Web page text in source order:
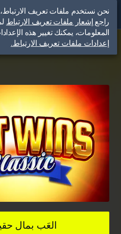
العَب بمال
نحن نستخدم ملفات تعريف الارتباط،
راجع إشعار ملفات تعريف الارتباط
المعلومات، يمكنك تغيير هذه
إعدادات ملفات تعريف الارتباط.